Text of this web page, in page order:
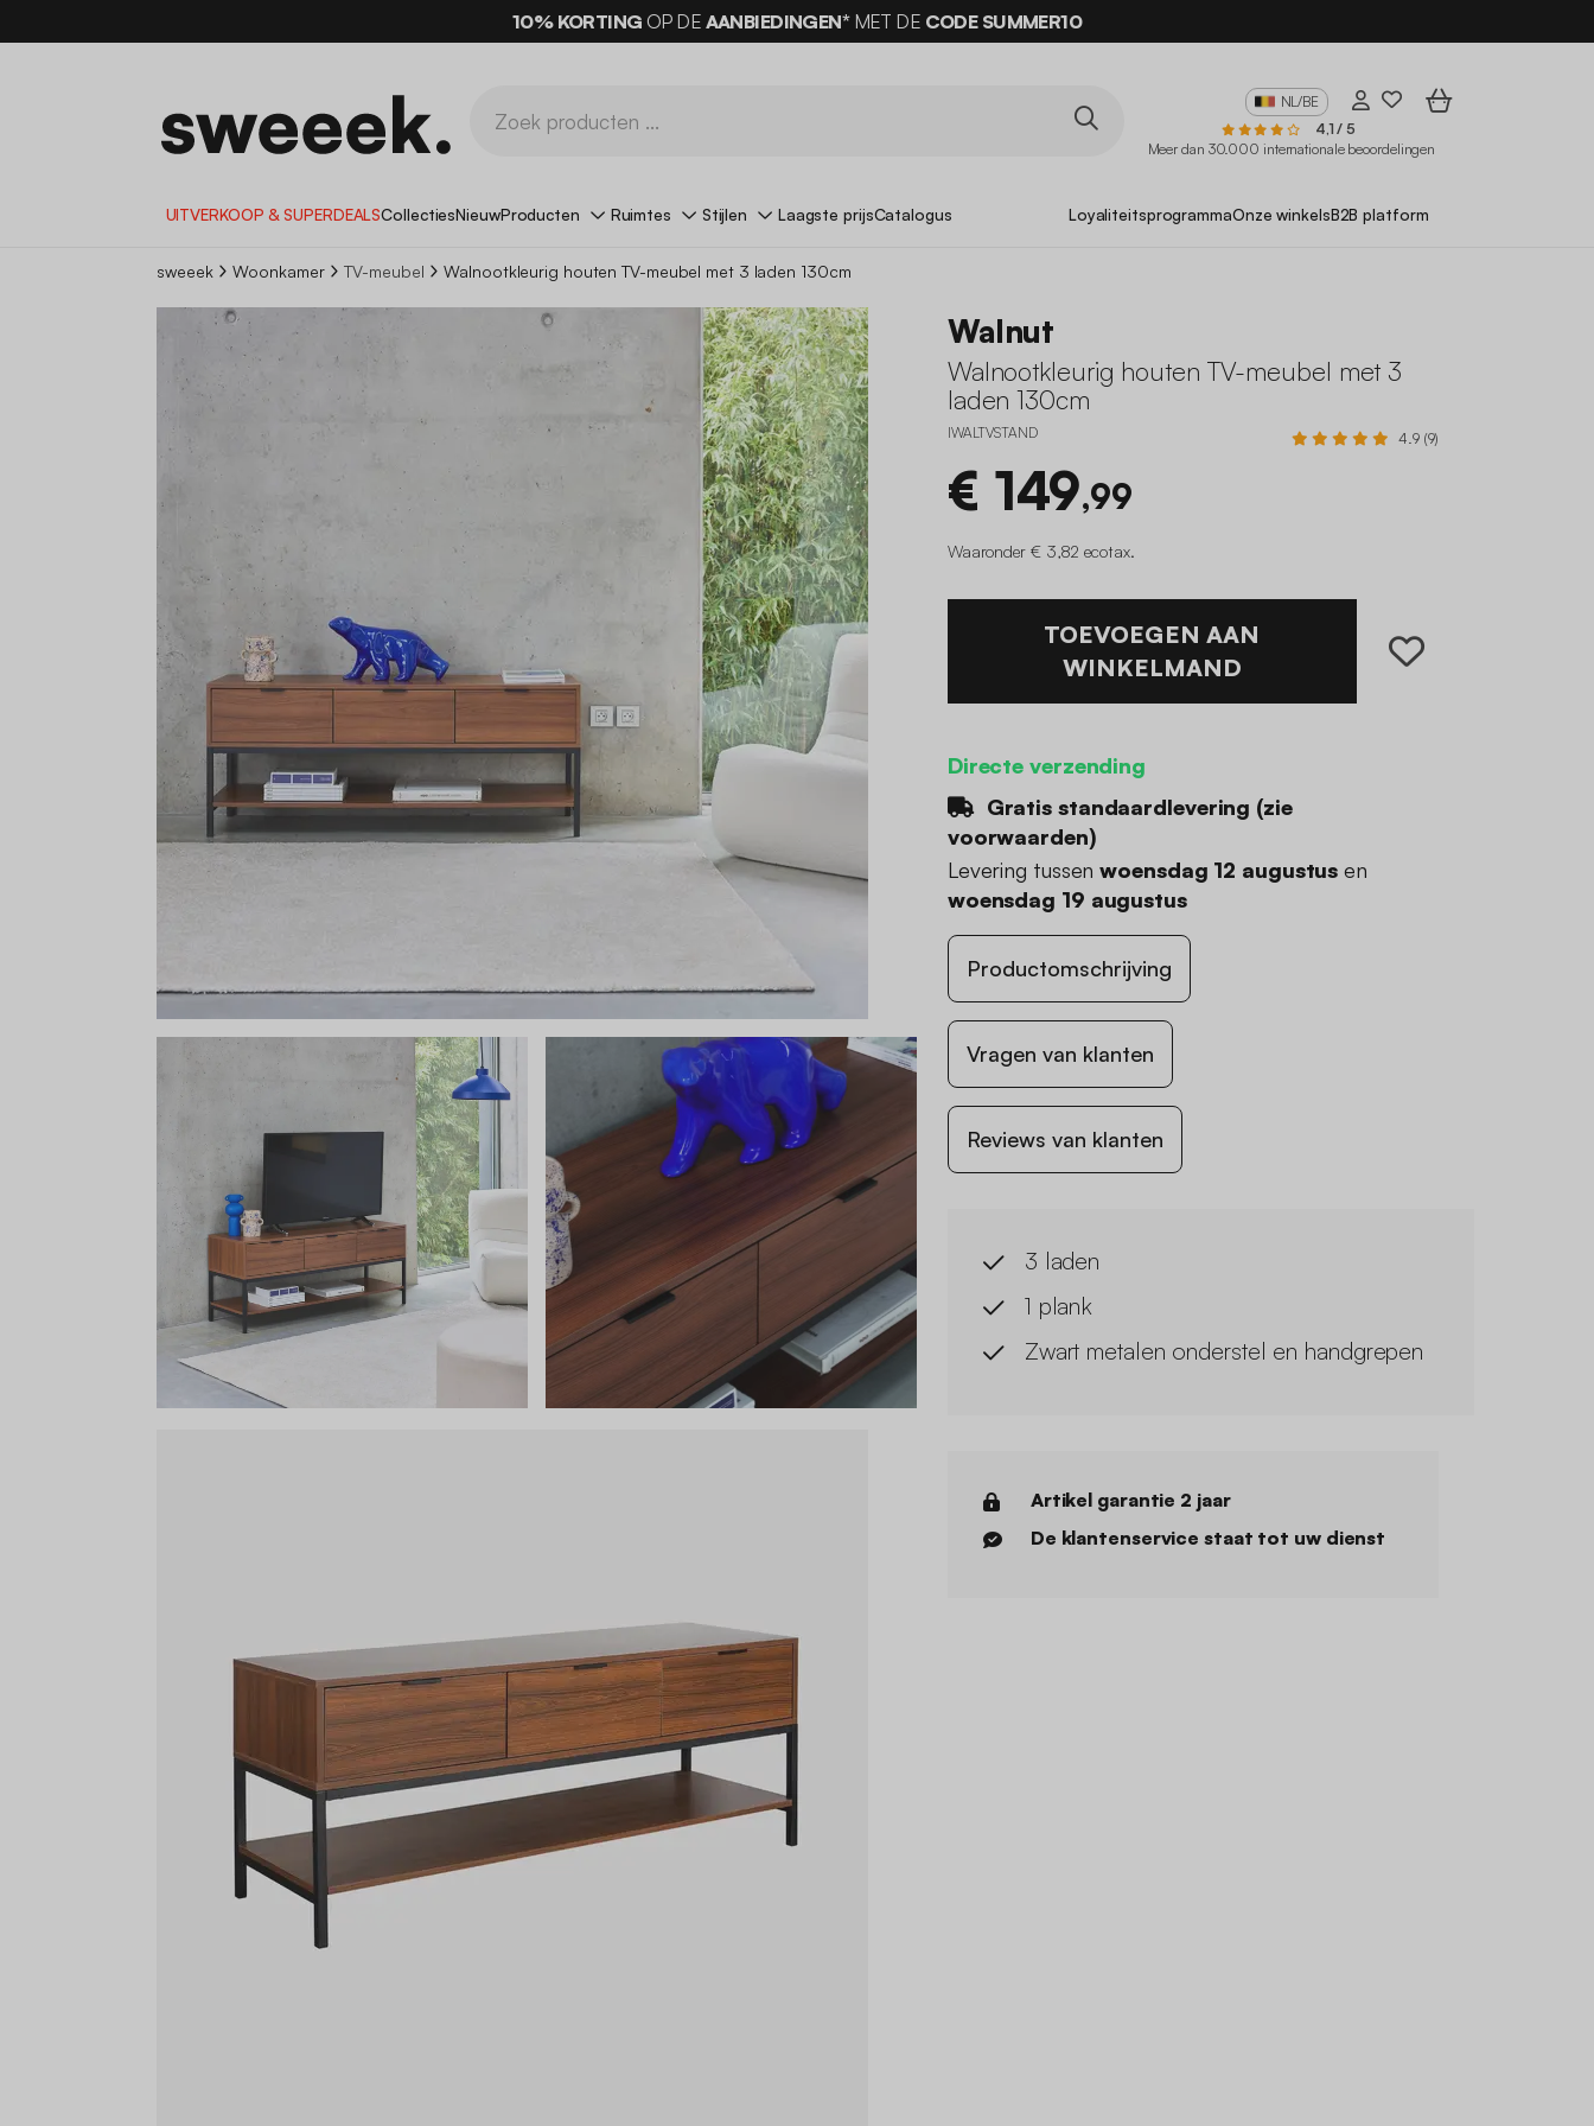
10% KORTING OP DE AANBIEDINGEN* MET DE CODE SUMMER10
NL/BE
4,1 / 5
Meer dan 30.000 internationale beoordelingen
UITVERKOOP & SUPERDEALSCollectiesNieuwProducten Ruimtes Stijlen Laagste prijsCatalogus LoyaliteitsprogrammaOnze winkelsB2B platform
sweeek Woonkamer TV-meubel Walnootkleurig houten TV-meubel met 3 laden 130cm
Walnut
Walnootkleurig houten TV-meubel met 3
laden 130cm
IWALTVSTAND 4.9 (9)
€ 149,99
Waaronder € 3,82 ecotax.
TOEVOEGEN AAN
WINKELMAND
Directe verzending
Gratis standaardlevering (zie
voorwaarden)
Levering tussenwoensdag 12 augustus en
woensdag 19 augustus
Productomschrijving
Vragen van klanten
Reviews van klanten
3 laden
1 plank
Zwart metalen onderstel en handgrepen
Artikel garantie 2 jaar
De klantenservice staat tot uw dienst